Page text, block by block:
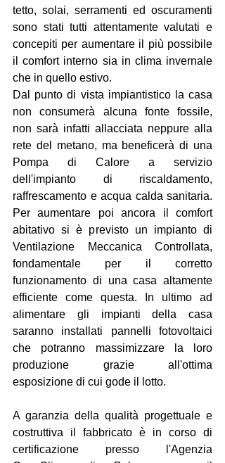
tetto, solai, serramenti ed oscuramenti
sono stati tutti attentamente valutati e
concepiti per aumentare il più possibile
il comfort interno sia in clima invernale
che in quello estivo.
Dal punto di vista impiantistico la casa
non consumerà alcuna fonte fossile,
non sarà infatti allacciata neppure alla
rete del metano, ma beneficerà di una
Pompa di Calore a servizio
dell'impianto di riscaldamento,
raffrescamento e acqua calda sanitaria.
Per aumentare poi ancora il comfort
abitativo si è previsto un impianto di
Ventilazione Meccanica Controllata,
fondamentale per il corretto
funzionamento di una casa altamente
efficiente come questa. In ultimo ad
alimentare gli impianti della casa
saranno installati pannelli fotovoltaici
che potranno massimizzare la loro
produzione grazie all'ottima
esposizione di cui gode il lotto.
A garanzia della qualità progettuale e
costruttiva il fabbricato è in corso di
certificazione presso l'Agenzia